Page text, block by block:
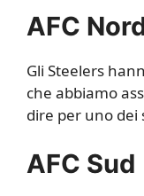
AFC
Gli Steelers
che abbiamo
dire per uno dei
AFC Sud